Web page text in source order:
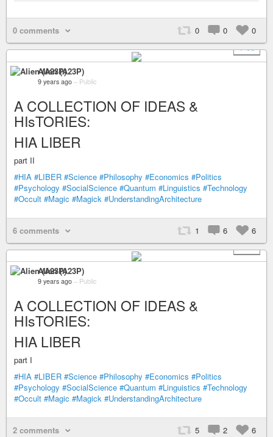
0 comments 0 0
0
+ 68
Alien (A23P)
9 years ago – Public
A COLLECTION OF IDEAS &
HIsTORIES:
HIA LIBER
part II
#HIA #LIBER #Science #Philosophy #Economics #Politics
#Psychology #SocialScience #Quantum #Linguistics #Technology
#Occult #Magic #Magick #UnderstandingArchitecture
6 comments 1 6
6
+ 52
Alien (A23P)
9 years ago – Public
A COLLECTION OF IDEAS &
HIsTORIES:
HIA LIBER
part I
#HIA #LIBER #Science #Philosophy #Economics #Politics
#Psychology #SocialScience #Quantum #Linguistics #Technology
#Occult #Magic #Magick #UnderstandingArchitecture
2 comments 5 2 6